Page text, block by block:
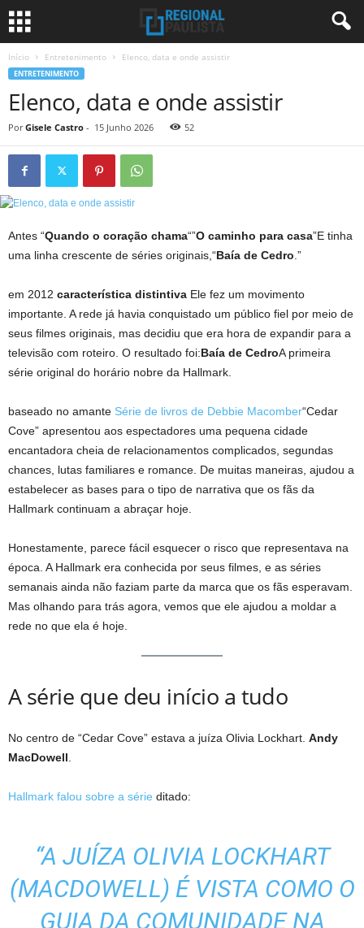
Início Entretenimento Elenco, data e onde assistir
ENTRETENIMENTO
Elenco, data e onde assistir
Por Gisele Castro - 15 Junho 2026 52
Antes “Quando o coração chama“”O caminho para casa”E tinha
uma linha crescente de séries originais,“Baía de Cedro .”
em 2012 característica distintiva Ele fez um movimento
importante. A rede já havia conquistado um público fiel por meio de
seus filmes originais, mas decidiu que era hora de expandir para a
televisão com roteiro. O resultado foi:Baía de CedroA primeira
série original do horário nobre da Hallmark.
baseado no amante Série de livros de Debbie Macomber“Cedar
Cove” apresentou aos espectadores uma pequena cidade
encantadora cheia de relacionamentos complicados, segundas
chances, lutas familiares e romance. De muitas maneiras, ajudou a
estabelecer as bases para o tipo de narrativa que os fãs da
Hallmark continuam a abraçar hoje.
Honestamente, parece fácil esquecer o risco que representava na
época. A Hallmark era conhecida por seus filmes, e as séries
semanais ainda não faziam parte da marca que os fãs esperavam.
Mas olhando para trás agora, vemos que ele ajudou a moldar a
rede no que ela é hoje.
A série que deu início a tudo
No centro de “Cedar Cove” estava a juíza Olivia Lockhart. Andy
MacDowell
Hallmark falou sobre a série ditado:
“A JUÍZA OLIVIA LOCKHART
(MACDOWELL) É VISTA COMO O
GUIA DA COMUNIDADE NA